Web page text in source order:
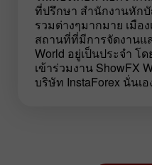
ที่ปรึกษา สำนักงานหัก
รวมต่างๆมากมาย เมือ
สถานที่ที่มีการจัดงานแ
World อยู่เป็นประจำ
เข้าร่วมงาน ShowFX
บริษัท InstaForex นั่นเอ